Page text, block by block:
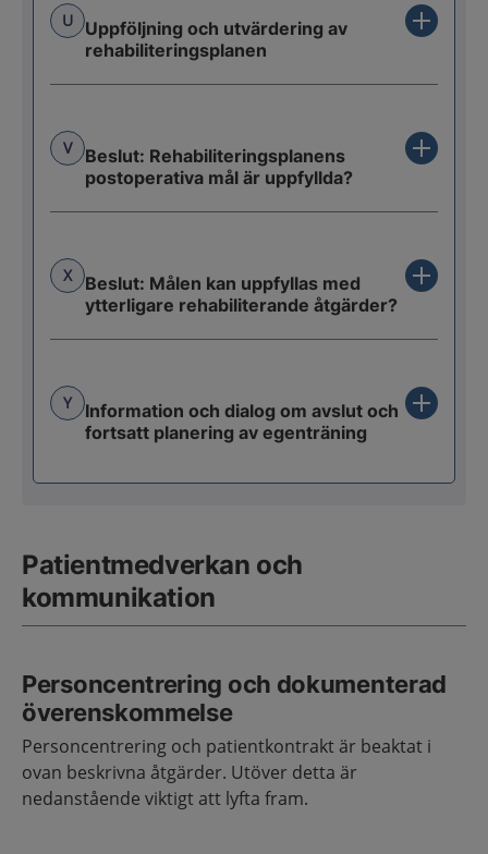
U
Uppföljning och utvärdering av
rehabiliteringsplanen
V
Beslut: Rehabiliteringsplanens
postoperativa mål är uppfyllda?
X
Beslut: Målen kan uppfyllas med
ytterligare rehabiliterande åtgärder?
Y
Information och dialog om avslut och
fortsatt planering av egenträning
Patientmedverkan och
kommunikation
Personcentrering och dokumenterad
överenskommelse
Personcentrering och patientkontrakt är beaktat i
ovan beskrivna åtgärder. Utöver detta är
nedanstående viktigt att lyfta fram.